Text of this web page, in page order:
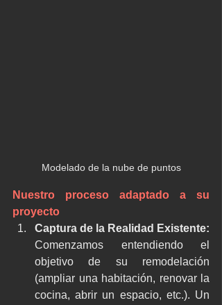
Modelado de la nube de puntos
Nuestro proceso adaptado a su
proyecto
Captura de la Realidad Existente:
Comenzamos entendiendo el
objetivo de su remodelación
(ampliar una habitación, renovar la
cocina, abrir un espacio, etc.). Un